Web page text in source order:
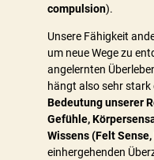
compulsion).
Unsere Fähigkeit
um neue Wege zu
angelernten
hängt also sehr
Bedeutung unserer
Gefühle,
Wissens (Felt
einhergehenden